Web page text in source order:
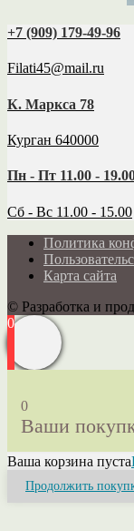
+7 (909) 179‑49-96
Filati45@mail.ru
К. Маркса 78
Курган 640000
Пн - Пт 11.00 -
Сб - Вс 11.00 - 15.00
Политика
Карта сайта
© Разработка и
0
0
Ваши
Ваша корзина пуста
Продолжить